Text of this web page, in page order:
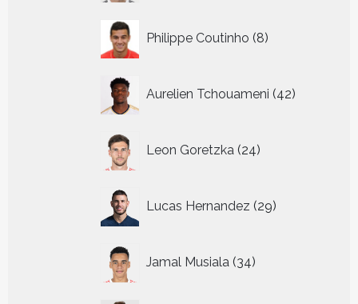
Philippe Coutinho 8
producten
Aurelien Tchouameni 42
producten
Leon Goretzka 24
producten
Lucas Hernandez 29
producten
Jamal Musiala 34
producten